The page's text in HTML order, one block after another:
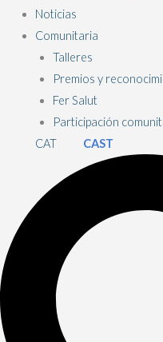
Noticias
Comunitaria
Talleres
Premios y
Fer Salut
Participación
CAT
CAST